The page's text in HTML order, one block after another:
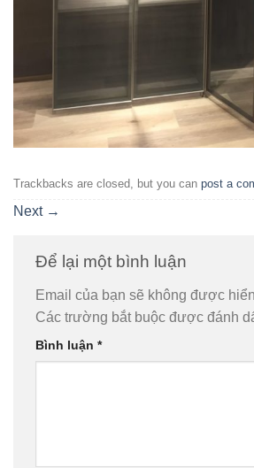
Trackbacks are closed, but you can post a
Next →
Để lại một bình luận
Email của bạn sẽ không được
Các trường bắt buộc được đánh
Bình luận *